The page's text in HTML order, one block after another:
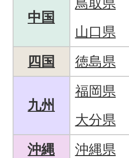
中国
鳥取県
山口県
四国
徳島県
九州
福岡県
大分県
沖縄
沖縄県